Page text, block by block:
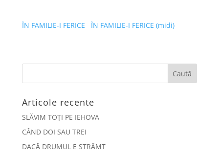
ÎN FAMILIE-I FERICE ÎN FAMILIE-I FERICE (midi)
Articole recente
SLĂVIM TOȚI PE IEHOVA
CÂND DOI SAU TREI
DACĂ DRUMUL E STRÂMT